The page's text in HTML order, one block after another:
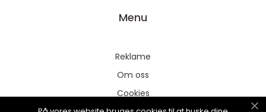
Menu
Reklame
Om oss
Cookies